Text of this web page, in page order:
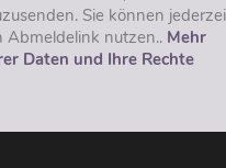
Sie können
nutzen.. Mehr
Daten und Ihre Rechte